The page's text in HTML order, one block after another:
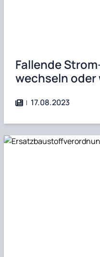
Fallende
wechseln oder
17.08.2023